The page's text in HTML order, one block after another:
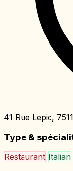
41 Rue Lepic,
Type &
Restaurant Italian